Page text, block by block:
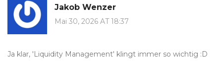
Jakob Wenzer
Mai 30, 2026 AT 18:37
Ja klar, 'Liquidity Management' klingt immer so wichtig :D